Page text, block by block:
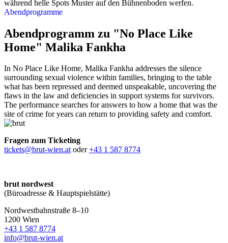
Abendprogramme
Abendprogramm zu "No Place Like
Home" Malika Fankha
In No Place Like Home, Malika Fankha addresses the silence
surrounding sexual violence within families, bringing to the table
what has been repressed and deemed unspeakable, uncovering the
flaws in the law and deficiencies in support systems for survivors.
The performance searches for answers to how a home that was the
site of crime for years can return to providing safety and comfort.
Fragen zum Ticketing
tickets@brut-wien.atoder+43 1 587 8774
brut nordwest
(Büroadresse & Hauptspielstätte)
Nordwestbahnstraße 8–10
1200 Wien
+43 1 587 8774
info@brut-wien.at